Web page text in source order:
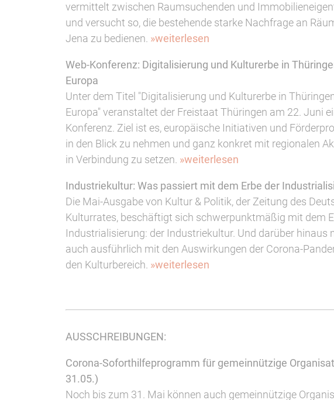
vermittelt zwischen Raumsuchenden und
und versucht so, die bestehende starke Nachfrage an
Jena zu bedienen. »weiterlesen
Web-Konferenz: Digitalisierung und Kulturerbe in
Europa
Unter dem Titel "Digitalisierung und Kulturerbe in
Europa" veranstaltet der Freistaat Thüringen am 22. Juni
Konferenz. Ziel ist es, europäische Initiativen und
in den Blick zu nehmen und ganz konkret mit regionalen
in Verbindung zu setzen. »weiterlesen
Industriekultur: Was passiert mit dem Erbe der
Die Mai-Ausgabe von Kultur & Politik, der Zeitung des
Kulturrates, beschäftigt sich schwerpunktmäßig mit dem
Industrialisierung: der Industriekultur. Und darüber hinaus
auch ausführlich mit den Auswirkungen der Corona-
den Kulturbereich. »weiterlesen
AUSSCHREIBUNGEN:
Corona-Soforthilfeprogramm für gemeinnützige
31.05.)
Noch bis zum 31. Mai können auch gemeinnützige